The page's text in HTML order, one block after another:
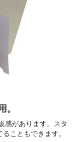
。
感があります。スタ
こともできます。